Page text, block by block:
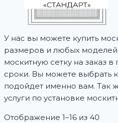
У нас вы можете купить
размеров и любых
москитную сетку на заказ
сроки. Вы можете выбрать
подойдет именно вам. Так
услуги по установке
Отображение 1–16 из 40